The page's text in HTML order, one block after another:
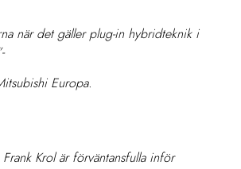
när det gäller plug-in hybridteknik i
Europa.
Krol är förväntansfulla inför